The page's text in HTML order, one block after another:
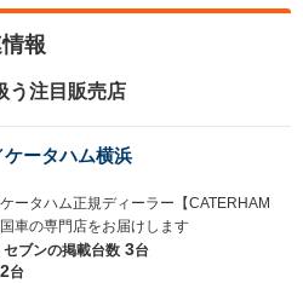
報
う注目販売店
ケータハム横浜
ータハム正規ディーラー【CATERHAM
車の専門店をお届けします
セブンの掲載台数 3台
台